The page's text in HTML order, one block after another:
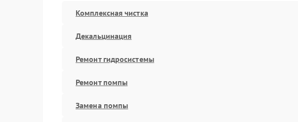
Комплексная чистка
Декальцинация
Ремонт гидросистемы
Ремонт помпы
Замена помпы